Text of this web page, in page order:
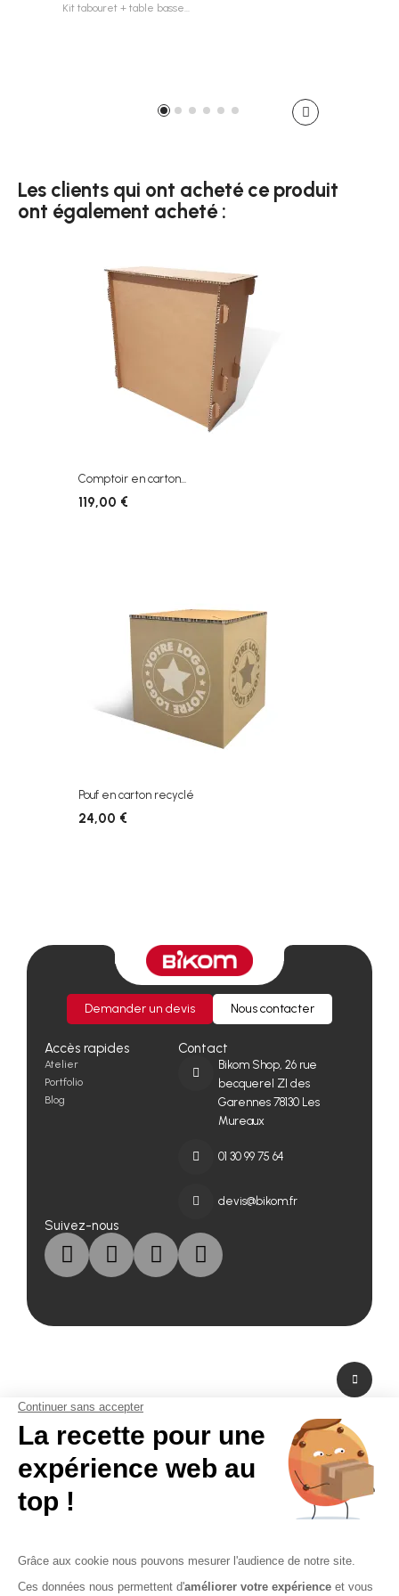
Kit tabouret + table basse…
Les clients qui ont acheté ce produit
ont également acheté :
Comptoir en carton...
119,00 €
Pouf en carton recyclé
24,00 €
Demander un devis Nous contacter
Accès rapides
Atelier
Portfolio
Blog
Contact
Bikom Shop, 26 rue
becquerel ZI des
Garennes 78130 Les
Mureaux
01 30 99 75 64
devis@bikom.fr
Suivez-nous
A propos de nous
Fabricant de PLV en carton et fabricant de stand modulaire, Bikom est situé
dans les Yvelines en Ile-de-France. A peine à 20 mn de Paris La Défense,
Bikom peut fabriquer et livrer dans l'urgence. Proposant une large gamme
de produits et services, de la création graphique à la fabrication en passant